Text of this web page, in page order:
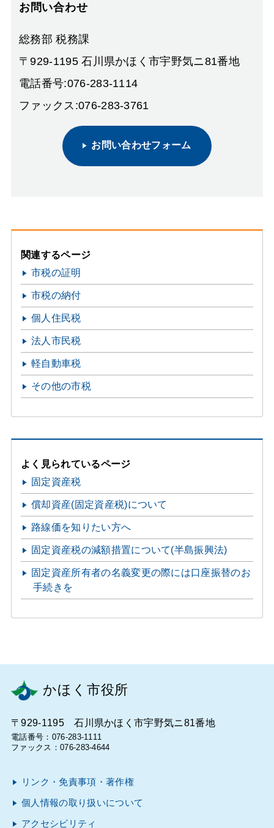
お問い合わせ
総務部 税務課
〒929-1195 石川県かほく市宇野気ニ81番地
電話番号:076-283-1114
ファックス:076-283-3761
お問い合わせフォーム
関連するページ
市税の証明
市税の納付
個人住民税
法人市民税
軽自動車税
その他の市税
よく見られているページ
固定資産税
償却資産(固定資産税)について
路線価を知りたい方へ
固定資産税の減額措置について(半島振興法)
固定資産所有者の名義変更の際には口座振替のお
手続きを
かほく市役所
〒929-1195 石川県かほく市宇野気ニ81番地
電話番号：076-283-1111
ファックス：076-283-4644
リンク・免責事項・著作権
個人情報の取り扱いについて
アクセシビリティ